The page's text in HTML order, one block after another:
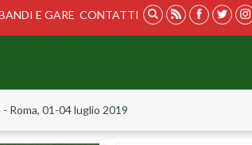
E GARE CONTATTI
Roma, 01-04 luglio 2019